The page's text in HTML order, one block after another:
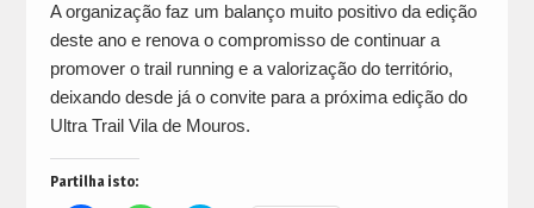
A organização faz um balanço muito positivo da edição
deste ano e renova o compromisso de continuar a
promover o trail running e a valorização do território,
deixando desde já o convite para a próxima edição do
Ultra Trail Vila de Mouros.
Partilha isto: